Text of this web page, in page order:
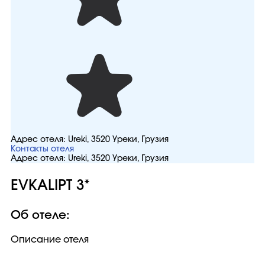
Адрес отеля: Ureki, 3520 Уреки, Грузия
Контакты отеля
Адрес отеля: Ureki, 3520 Уреки, Грузия
EVKALIPT 3*
Об отеле:
Описание отеля